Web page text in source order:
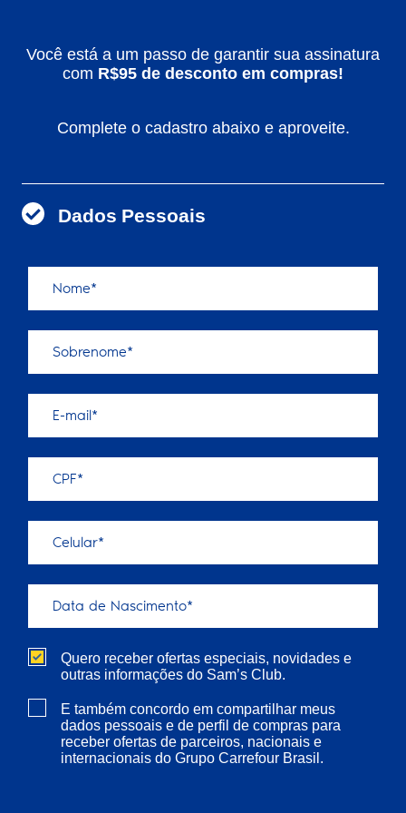
Você está a um passo de garantir sua assinatura
com R$95 de desconto em compras!
Complete o cadastro abaixo e aproveite.
Dados Pessoais
Quero receber ofertas especiais, novidades e
outras informações do Sam’s Club.
E também concordo em compartilhar meus
dados pessoais e de perfil de compras para
receber ofertas de parceiros, nacionais e
internacionais do Grupo Carrefour Brasil.